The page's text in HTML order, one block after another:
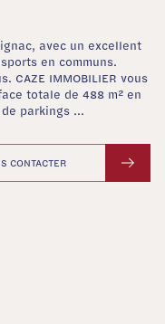
avec un excellent
en communs.
CAZE IMMOBILIER vous
totale de 488 m² en
parkings ...
CONTACTER